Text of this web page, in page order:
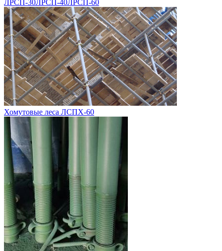
ЛРСП-30ЛРСП-40ЛРСП-60
Хомутовые леса ЛСПХ-60